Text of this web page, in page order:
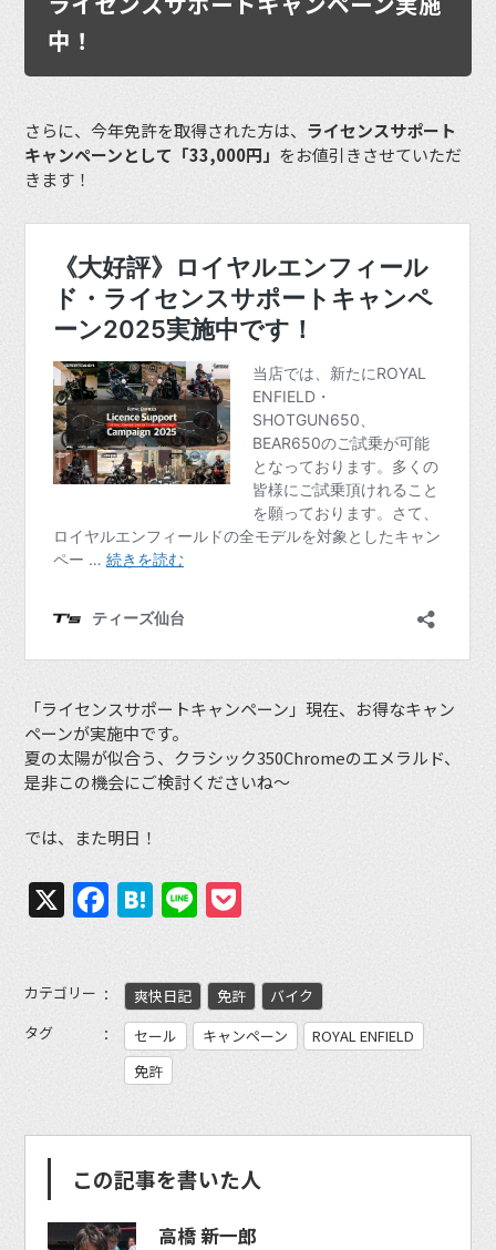
中！
さらに、今年免許を取得された方は、 ライセンスサポート
キャンペーンとして「33,000円」 をお値引きさせていただ
きます！
「ライセンスサポートキャンペーン」現在、お得なキャン
ペーンが実施中です。
夏の太陽が似合う、クラシック350Chromeのエメラルド、
是非この機会にご検討くださいね〜
では、また明日！
X Facebook
Hatena
Line
カテゴリー 爽快日記 免許
バイク
タグ
セール キャンペーン
ROYAL ENFIELD
免許
この記事を書いた人
高橋 新一郎